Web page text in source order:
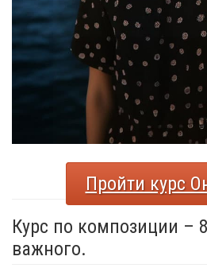
Пройти курс
Курс по композиции –
важного.